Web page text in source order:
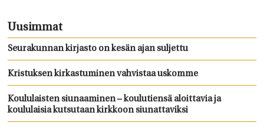
Uusimmat
Seurakunnan kirjasto on kesän ajan suljettu
Kristuksen kirkastuminen vahvistaa uskomme
Koululaisten siunaaminen – koulutiensä aloittavia ja
koululaisia kutsutaan kirkkoon siunattaviksi